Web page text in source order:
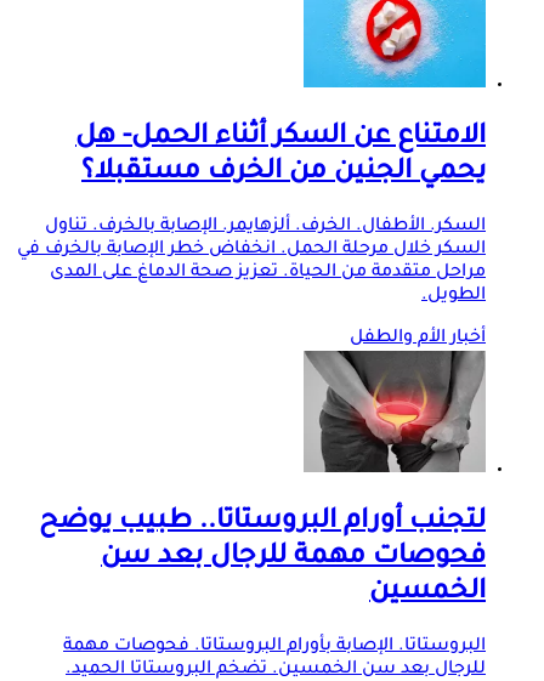
الامتناع عن السكر أثناء الحمل- هل
يحمي الجنين من الخرف مستقبلا؟
السكر. الأطفال. الخرف. ألزهايمر. الإصابة بالخرف. تناول
السكر خلال مرحلة الحمل. انخفاض خطر الإصابة بالخرف في
مراحل متقدمة من الحياة. تعزيز صحة الدماغ على المدى
الطويل.
أخبار الأم والطفل
لتجنب أورام البروستاتا.. طبيب يوضح
فحوصات مهمة للرجال بعد سن
الخمسين
البروستاتا. الإصابة بأورام البروستاتا. فحوصات مهمة
للرجال بعد سن الخمسين. تضخم البروستاتا الحميد.